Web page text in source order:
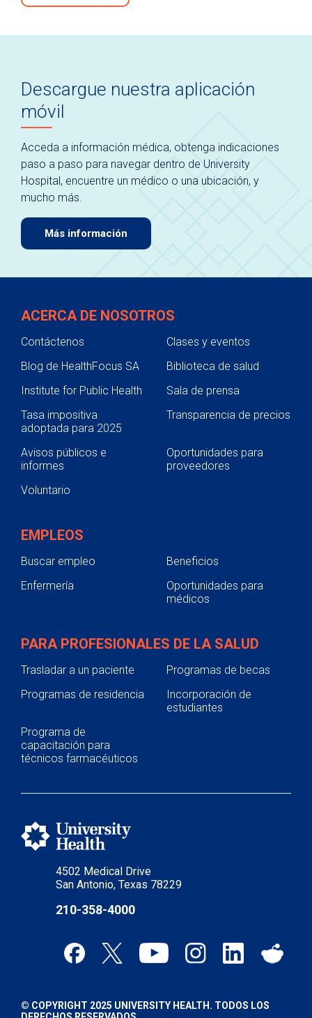
Descargue nuestra aplicación
móvil
Acceda a información médica, obtenga indicaciones
paso a paso para navegar dentro de University
Hospital, encuentre un médico o una ubicación, y
mucho más.
Más información
4502 Medical Drive
San Antonio, Texas 78229
210-358-4000
ACERCA DE NOSOTROS
Contáctenos
Clases y eventos
Blog de HealthFocus SA
Biblioteca de salud
Institute for Public Health
Sala de prensa
Tasa impositiva
adoptada para 2025
Transparencia de precios
Avisos públicos e
informes
Oportunidades para
proveedores
Voluntario
EMPLEOS
Buscar empleo
Beneficios
Enfermería
Oportunidades para
médicos
PARA PROFESIONALES DE LA SALUD
Trasladar a un paciente
Programas de becas
Programas de residencia
Incorporación de
estudiantes
Programa de
capacitación para
técnicos farmacéuticos
© COPYRIGHT 2025 UNIVERSITY HEALTH. TODOS LOS